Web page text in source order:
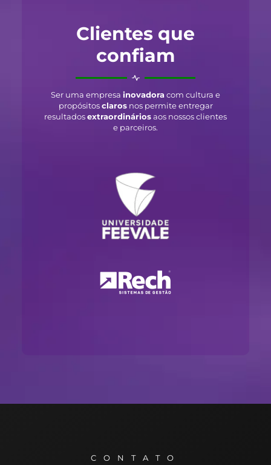
Clientes que
confiam
Ser uma empresa inovadoracom cultura e
propósitosclarosnos permite entregar
resultadosextraordináriosaos nossos clientes
e parceiros.
CONTATO